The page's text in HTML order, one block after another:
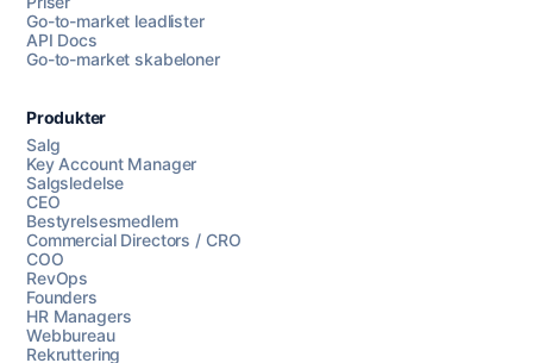
Go-to-market leadlister
API Docs
Go-to-market skabeloner
Produkter
Salg
Key Account Manager
Salgsledelse
CEO
Bestyrelsesmedlem
Commercial Directors / CRO
COO
RevOps
Founders
HR Managers
Webbureau
Rekruttering